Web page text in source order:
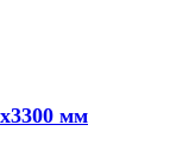
мм